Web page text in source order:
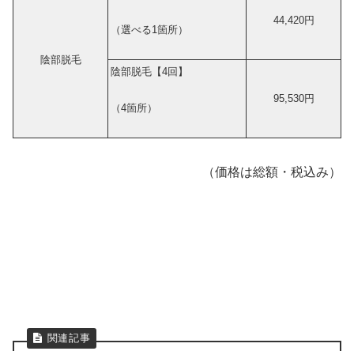
陰部脱毛
（選べる1箇所）
44,420円
陰部脱毛【4回】
（4箇所）
95,530円
（価格は総額・税込み）